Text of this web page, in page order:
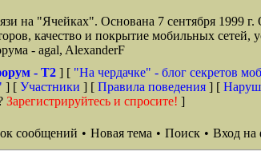
на "Ячейках". Основана 7 сентября 1999
качество и покрытие мобильных
- agal, AlexanderF
- T2 ] [ "На чердачке" - блог секретов
] [ Участники ] [ Правила поведения ] [
Зарегистрируйтесь и спросите! ]
сообщений • Новая тема • Поиск • Вход на